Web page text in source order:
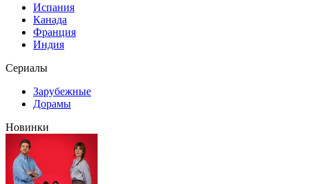
Испания
Канада
Франция
Индия
Сериалы
Зарубежные
Дорамы
Новинки